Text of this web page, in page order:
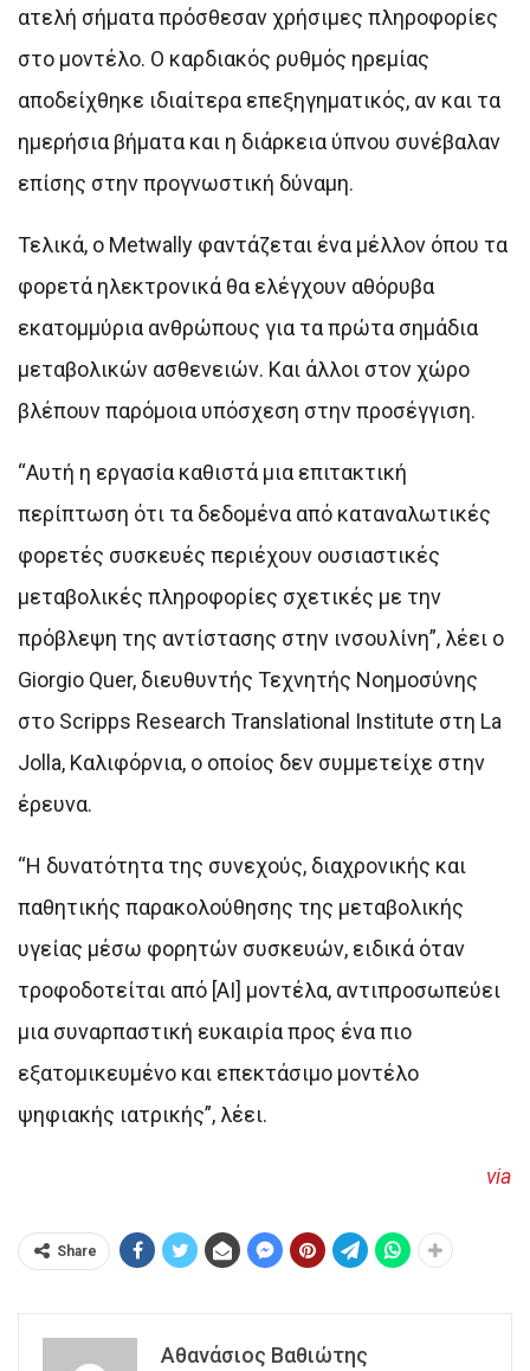
ατελή σήματα πρόσθεσαν χρήσιμες πληροφορίες
στο μοντέλο. Ο καρδιακός ρυθμός ηρεμίας
αποδείχθηκε ιδιαίτερα επεξηγηματικός, αν και τα
ημερήσια βήματα και η διάρκεια ύπνου συνέβαλαν
επίσης στην προγνωστική δύναμη.
Τελικά, ο Metwally φαντάζεται ένα μέλλον όπου τα
φορετά ηλεκτρονικά θα ελέγχουν αθόρυβα
εκατομμύρια ανθρώπους για τα πρώτα σημάδια
μεταβολικών ασθενειών. Και άλλοι στον χώρο
βλέπουν παρόμοια υπόσχεση στην προσέγγιση.
“Αυτή η εργασία καθιστά μια επιτακτική
περίπτωση ότι τα δεδομένα από καταναλωτικές
φορετές συσκευές περιέχουν ουσιαστικές
μεταβολικές πληροφορίες σχετικές με την
πρόβλεψη της αντίστασης στην ινσουλίνη”, λέει ο
Giorgio Quer, διευθυντής Τεχνητής Νοημοσύνης
στο Scripps Research Translational Institute στη La
Jolla, Καλιφόρνια, ο οποίος δεν συμμετείχε στην
έρευνα.
“Η δυνατότητα της συνεχούς, διαχρονικής και
παθητικής παρακολούθησης της μεταβολικής
υγείας μέσω φορητών συσκευών, ειδικά όταν
τροφοδοτείται από [AI] μοντέλα, αντιπροσωπεύει
μια συναρπαστική ευκαιρία προς ένα πιο
εξατομικευμένο και επεκτάσιμο μοντέλο
ψηφιακής ιατρικής”, λέει.
via
Share
Αθανάσιος Βαθιώτης